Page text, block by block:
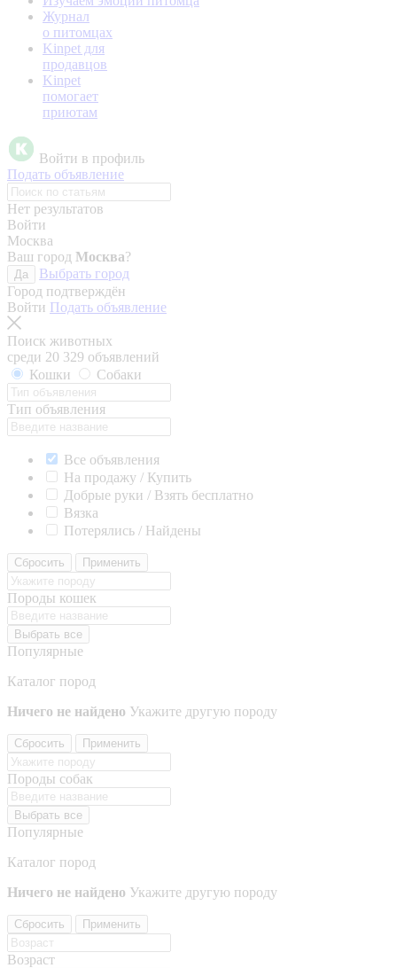
Журнал
о питомцах
Kinpet для
продавцов
Kinpet
помогает
приютам
Войти в профиль
Подать объявление
Нет результатов
Войти
Москва
Ваш город Москва?
Да
Выбрать город
Город подтверждён
Войти Подать объявление
Поиск животных
среди 20 329 объявлений
Кошки
Собаки
Тип объявления
Все объявления
На продажу / Купить
Добрые руки / Взять бесплатно
Вязка
Потерялись / Найдены
Сбросить Применить
Породы кошек
Выбрать все
Популярные
Каталог пород
Ничего не найдено Укажите другую породу
Сбросить Применить
Породы собак
Выбрать все
Популярные
Каталог пород
Ничего не найдено Укажите другую породу
Сбросить Применить
Возраст